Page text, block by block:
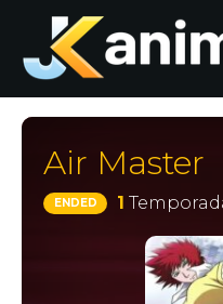
Air Master
ENDED 1